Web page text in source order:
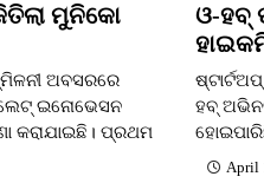
ମୁନିକୋ
ଅବସରରେ
ଇନୋଭେସନ
କରାଯାଇଛି। ପ୍ରଥମ
ଓ-ହବ୍
ହବ୍
April